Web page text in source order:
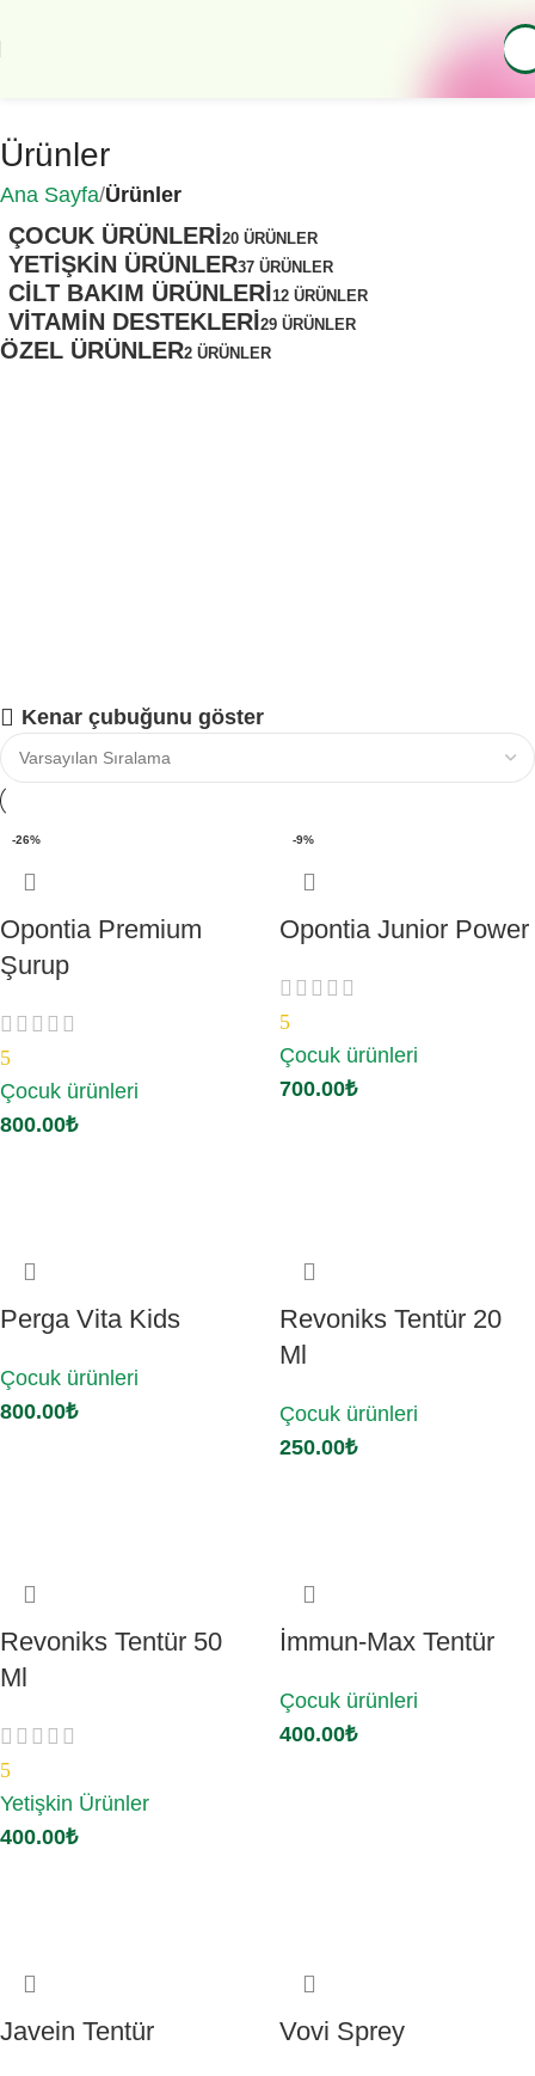
Ürünler
Ana Sayfa Ürünler
ÇOCUK ÜRÜNLERI20 ÜRÜNLER
YETIŞKIN ÜRÜNLER37 ÜRÜNLER
CILT BAKIM ÜRÜNLERI12 ÜRÜNLER
VITAMIN DESTEKLERI29 ÜRÜNLER
ÖZEL ÜRÜNLER2 ÜRÜNLER
Kenar çubuğunu göster
Opontia Premium
Şurup
5
Çocuk ürünleri
800.00₺
Opontia Junior Power
5
Çocuk ürünleri
700.00₺
Perga Vita Kids
Çocuk ürünleri
800.00₺
Revoniks Tentür 20
Ml
Çocuk ürünleri
250.00₺
Revoniks Tentür 50
Ml
5
Yetişkin Ürünler
400.00₺
İmmun-Max Tentür
Çocuk ürünleri
400.00₺
Javein Tentür Vovi Sprey
-26% -9%